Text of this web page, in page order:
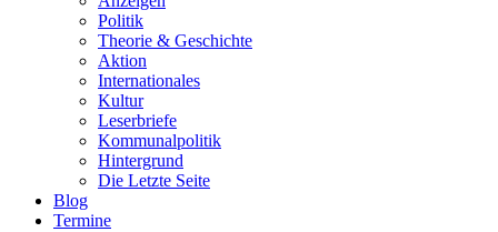
Politik
Theorie & Geschichte
Aktion
Internationales
Kultur
Leserbriefe
Kommunalpolitik
Hintergrund
Die Letzte Seite
Blog
Termine